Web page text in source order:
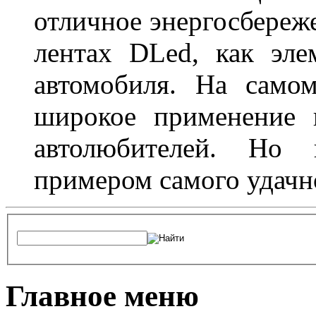
отличное
лентах DLed, как
автомобиля. На
широкое
автолюбителей. Но
примером самого
Главное меню